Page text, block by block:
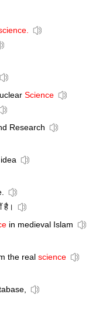
Science
Research
है।
in medieval Islam
the real science